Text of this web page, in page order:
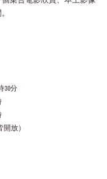
30分
放）